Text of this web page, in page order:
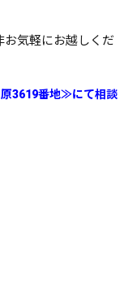
気軽にお越しくだ
3619番地≫にて相談